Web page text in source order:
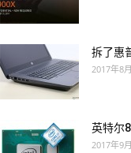
拆了惠
2017年8
英特尔
2017年9